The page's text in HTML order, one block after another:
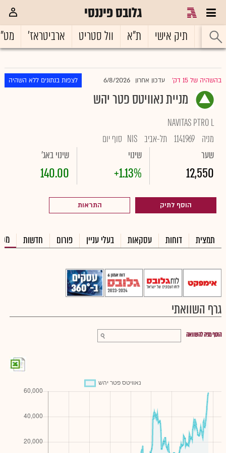
גלובס פיננסי
ראשי תיק אישי ת"א וול סטריט ארביטראז'
בהשהיה של 15 דק' עדכון אחרון 6/8/2026 לצפות בנתונים ללא השהיה
מניית נאוויטס פטר יהש
NAVITAS PTRO L
מניה 1141969 תל-אביב NIS סוף יום
שער
12,550
שינוי
+1.13%
שינוי באג'
140.00
הוסף לתיק התראות
תמצית דוחות עסקאות בעלי עניין פורום חדשות
גרף השוואתי
הוסף מניה להשוואה